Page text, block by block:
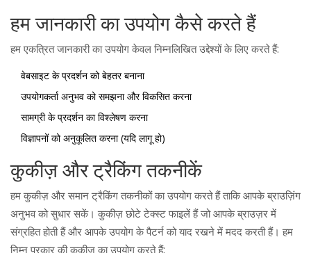
हम जानकारी का उपयोग कैसे करते हैं
हम एकत्रित जानकारी का उपयोग केवल निम्नलिखित उद्देश्यों के लिए करते हैं:
वेबसाइट के प्रदर्शन को बेहतर बनाना
उपयोगकर्ता अनुभव को समझना और विकसित करना
सामग्री के प्रदर्शन का विश्लेषण करना
विज्ञापनों को अनुकूलित करना (यदि लागू हो)
कुकीज़ और ट्रैकिंग तकनीकें
हम कुकीज़ और समान ट्रैकिंग तकनीकों का उपयोग करते हैं ताकि आपके ब्राउज़िंग
अनुभव को सुधार सकें। कुकीज़ छोटे टेक्स्ट फाइलें हैं जो आपके ब्राउज़र में
संग्रहित होती हैं और आपके उपयोग के पैटर्न को याद रखने में मदद करती हैं। हम
निम्न प्रकार की कुकीज़ का उपयोग करते हैं: